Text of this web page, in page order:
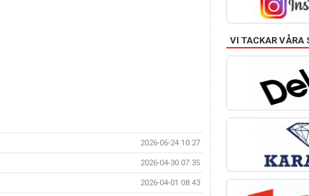
2026-06-24 10:27
2026-04-30 07:35
2026-04-01 08:43
VI TACKAR VÅRA